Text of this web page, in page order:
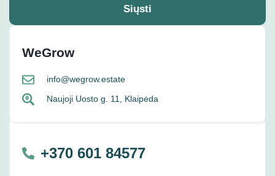
Siųsti
WeGrow
info@wegrow.estate
Naujoji Uosto g. 11, Klaipėda
+370 601 84577